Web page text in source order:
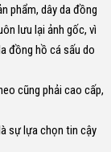
phẩm, dây da đồng
lưu lại ảnh gốc, vì
đồng hồ cá sấu do
cũng phải cao cấp,
sự lựa chọn tin cậy